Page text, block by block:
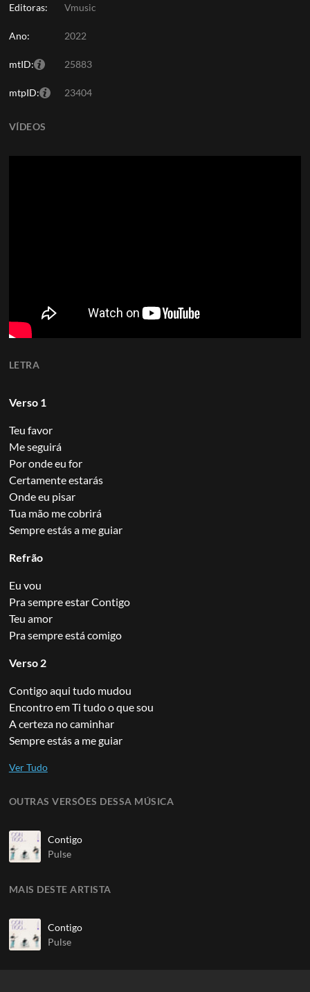
Editoras: Vmusic
Ano: 2022
mtID: 25883
mtpID: 23404
LETRA
Verso 1
Teu favor
Me seguirá
Por onde eu for
Certamente estarás
Onde eu pisar
Tua mão me cobrirá
Sempre estás a me guiar
Refrão
Eu vou
Pra sempre estar Contigo
Teu amor
Pra sempre está comigo
Verso 2
Contigo aqui tudo mudou
Encontro em Ti tudo o que sou
A certeza no caminhar
Sempre estás a me guiar
OUTRAS VERSÕES DESSA MÚSICA
Contigo
Pulse
MAIS DESTE ARTISTA
Contigo
Pulse
VÍDEOS